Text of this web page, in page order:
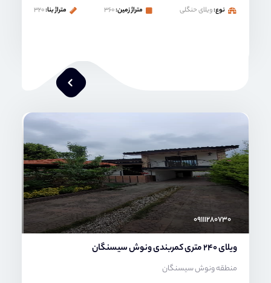
نوع:ویلای حنگلی متراژ زمین:۳۶۰ متراژ بنا:۳۲۰
۰۹۱۱۱۲۸۰۷۳۰
ویلای 240 متری کمربندی ونوش سیسنگان
منطقه ونوش سیسنگان